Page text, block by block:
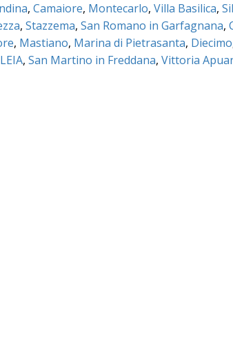
, Camaiore, Montecarlo, Villa Basilica,
, Stazzema, San Romano in Garfagnana,
, Mastiano, Marina di Pietrasanta, Diecimo
, San Martino in Freddana, Vittoria